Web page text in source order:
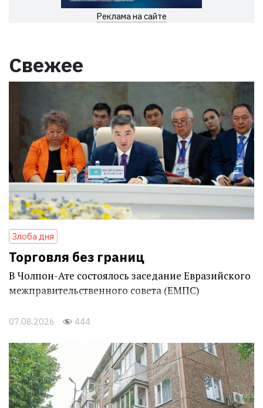
Реклама на сайте
Свежее
Злоба дня
Торговля без границ
В Чолпон-Ате состоялось заседание Евразийского
межправительственного совета (ЕМПС)
07.08.2026 444